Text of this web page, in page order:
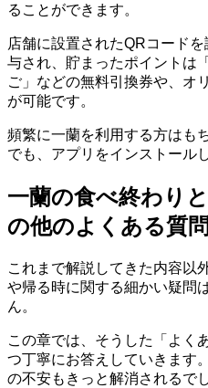
ることができます。
店舗に設置されたQRコード
与され、 貯まったポイントは
ご」などの無料引換券や、オ
が可能です。
頻繁に一蘭を利用する方はも
でも、アプリをインストール
一蘭の食べ終わり
の他のよくある質
これまで解説してきた内容以
や帰る時に関する細かい疑問
ん。
この章では、そうした「よく
つ丁寧にお答えしていきます
の不安もきっと解消されるで